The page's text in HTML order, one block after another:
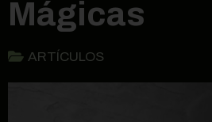
Mágicas
ARTÍCULOS